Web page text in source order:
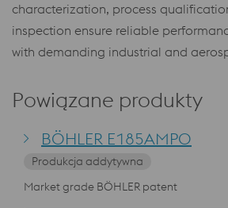
characterization, process
inspection ensure reliable
with demanding industrial and
Powiązane produkty
BÖHLER E185AMPO
Produkcja addytywna
Market grade BÖHLER patent